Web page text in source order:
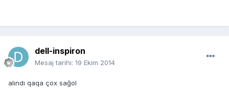
dell-inspiron
Mesaj tarihi: 19 Ekim 2014
alındı qaqa çox sağol